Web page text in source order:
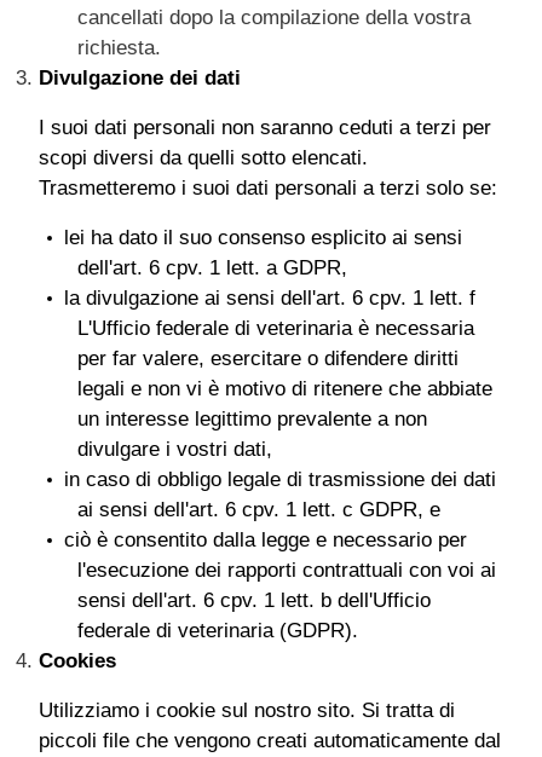
cancellati dopo la compilazione della vostra
richiesta.
Divulgazione dei dati
I suoi dati personali non saranno ceduti a terzi per
scopi diversi da quelli sotto elencati.
Trasmetteremo i suoi dati personali a terzi solo se:
lei ha dato il suo consenso esplicito ai sensi
dell'art. 6 cpv. 1 lett. a GDPR,
la divulgazione ai sensi dell'art. 6 cpv. 1 lett. f
L'Ufficio federale di veterinaria è necessaria
per far valere, esercitare o difendere diritti
legali e non vi è motivo di ritenere che abbiate
un interesse legittimo prevalente a non
divulgare i vostri dati,
in caso di obbligo legale di trasmissione dei dati
ai sensi dell'art. 6 cpv. 1 lett. c GDPR, e
ciò è consentito dalla legge e necessario per
l'esecuzione dei rapporti contrattuali con voi ai
sensi dell'art. 6 cpv. 1 lett. b dell'Ufficio
federale di veterinaria (GDPR).
Cookies
Utilizziamo i cookie sul nostro sito. Si tratta di
piccoli file che vengono creati automaticamente dal